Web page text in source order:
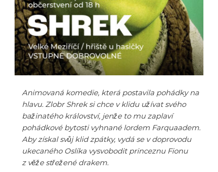
Animovaná komedie, která postavila pohádky na
hlavu. Zlobr Shrek si chce v klidu užívat svého
bažinatého království, jenže to mu zaplaví
pohádkové bytosti vyhnané lordem Farquaadem.
Aby získal svůj klid zpátky, vydá se v doprovodu
ukecaného Oslíka vysvobodit princeznu Fionu
z věže střežené drakem.